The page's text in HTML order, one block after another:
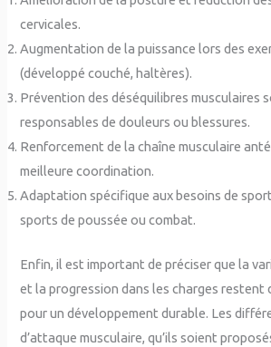
cervicales.
Augmentation de la puissance lors des
(développé couché, haltères).
Prévention des déséquilibres musculaires
responsables de douleurs ou blessures.
Renforcement de la chaîne musculaire
meilleure coordination.
Adaptation spécifique aux besoins de
sports de poussée ou combat.
Enfin, il est important de préciser que la
et la progression dans les charges restent
pour un développement durable. Les
d’attaque musculaire, qu’ils soient